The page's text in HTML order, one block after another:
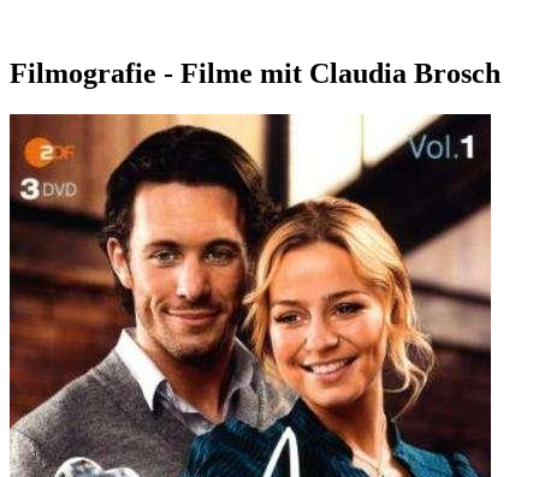
Filmografie - Filme mit Claudia Brosch